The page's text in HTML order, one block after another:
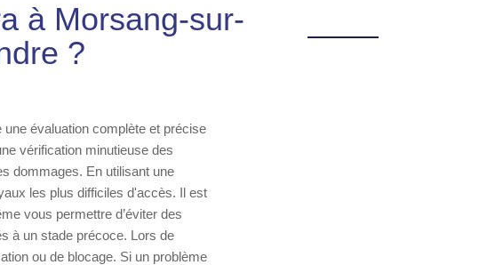
à Morsang-sur-
?
évaluation complète et précise
vérification minutieuse des
dommages. En utilisant une
les plus difficiles d'accès. Il est
vous permettre d’éviter des
à un stade précoce. Lors de
ou de blocage. Si un problème